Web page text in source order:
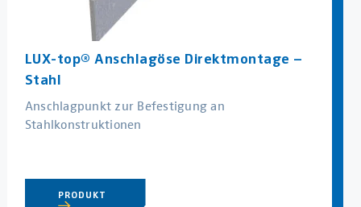
LUX-top® Anschlagöse Direktmontage –
Stahl
Anschlagpunkt zur Befestigung an
Stahlkonstruktionen
PRODUKT